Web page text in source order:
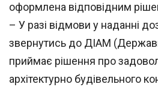
оформлена відповідним
– У разі відмови у наданні
звернутись до ДІАМ
приймає рішення про
архітектурно будівельного